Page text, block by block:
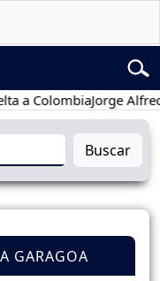
Jorge Alfredo
Buscar
GARAGOA